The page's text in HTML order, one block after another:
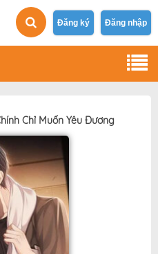
Đăng ký Đăng nhập
Chỉ Muốn Yêu Đương